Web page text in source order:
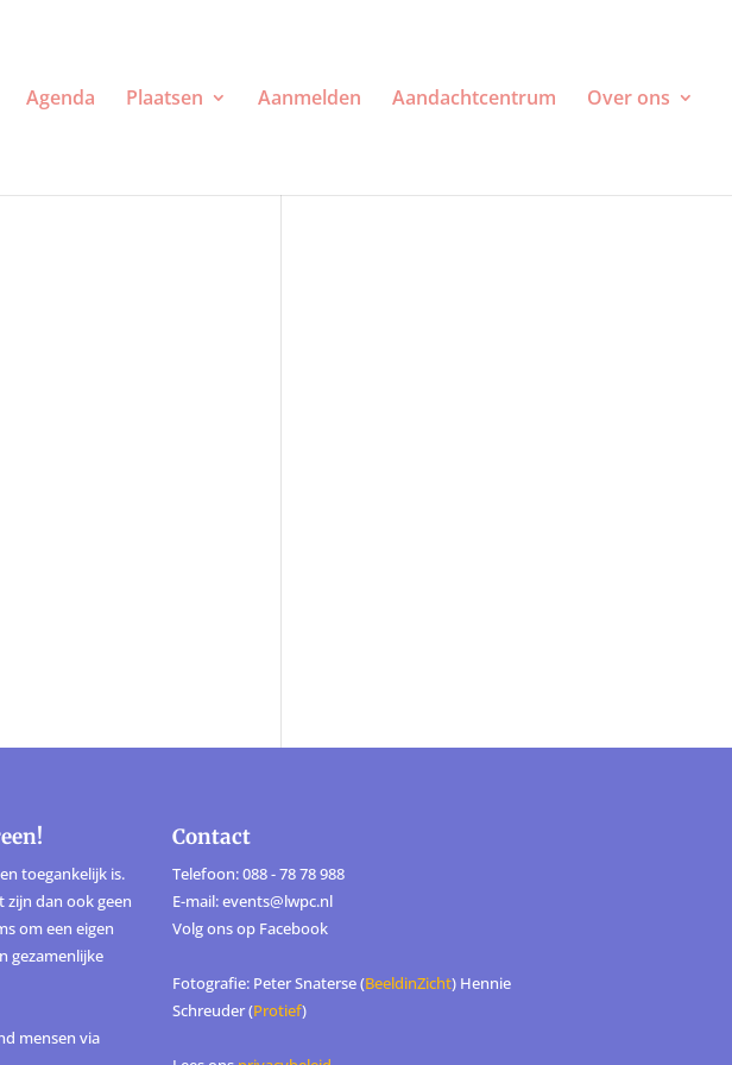
Agenda Plaatsen Aanmelden Aandachtcentrum Over ons
toegankelijk is.
zijn dan ook geen
om een eigen
gezamenlijke
mensen via
Contact
Telefoon: 088 - 78 78 988
E-mail: events@lwpc.nl
Volg ons op Facebook
Fotografie: Peter Snaterse (BeeldinZicht) Hennie
Schreuder (Protief)